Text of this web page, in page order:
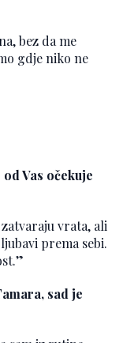
bez da me
gdje niko ne
Vas očekuje
vrata, ali
prema sebi.
sad je